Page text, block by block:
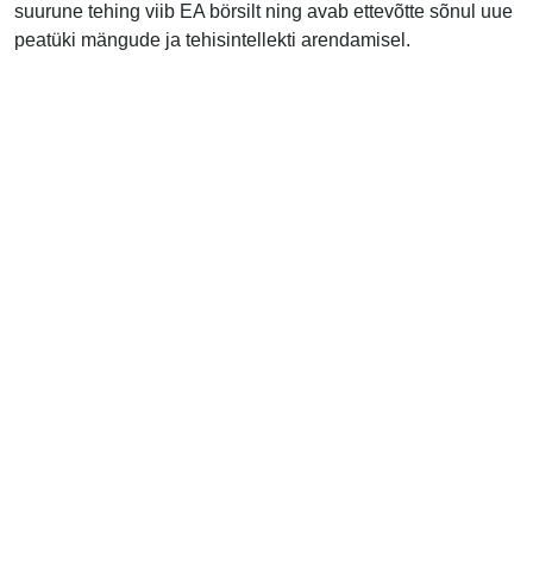
suurune tehing viib EA börsilt ning avab ettevõtte sõnul uue
peatüki mängude ja tehisintellekti arendamisel.